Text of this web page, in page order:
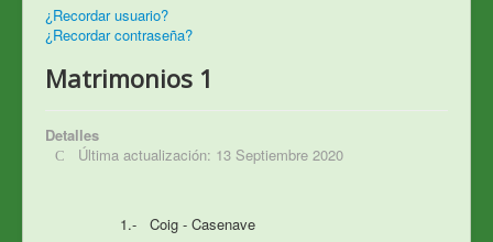
¿Recordar usuario?
¿Recordar contraseña?
Matrimonios 1
Detalles
Última actualización: 13 Septiembre 2020
1.- Coig - Casenave